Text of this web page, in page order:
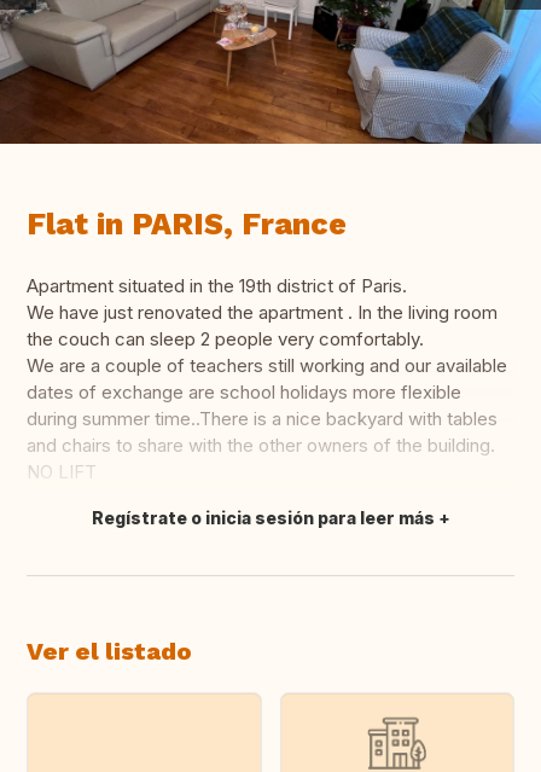
Flat in PARIS, France
Apartment situated in the 19th district of Paris.
We have just renovated the apartment . In the living room
the couch can sleep 2 people very comfortably.
We are a couple of teachers still working and our available
dates of exchange are school holidays more flexible
during summer time..There is a nice backyard with tables
and chairs to share with the other owners of the building.
NO LIFT
Traducir
Regístrate o inicia sesión para leer más
Ver el listado